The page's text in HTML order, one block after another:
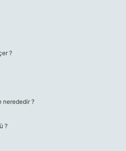
?
nerededir ?
?